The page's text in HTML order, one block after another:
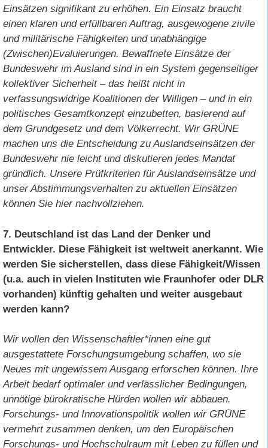
Einsätzen signifikant zu erhöhen. Ein Einsatz braucht
einen klaren und erfüllbaren Auftrag, ausgewogene zivile
und militärische Fähigkeiten und unabhängige
(Zwischen)Evaluierungen. Bewaffnete Einsätze der
Bundeswehr im Ausland sind in ein System gegenseitiger
kollektiver Sicherheit – das heißt nicht in
verfassungswidrige Koalitionen der Willigen – und in ein
politisches Gesamtkonzept einzubetten, basierend auf
dem Grundgesetz und dem Völkerrecht. Wir GRÜNE
machen uns die Entscheidung zu Auslandseinsätzen der
Bundeswehr nie leicht und diskutieren jedes Mandat
gründlich. Unsere Prüfkriterien für Auslandseinsätze und
unser Abstimmungsverhalten zu aktuellen Einsätzen
können Sie hier nachvollziehen.
7. Deutschland ist das Land der Denker und
Entwickler. Diese Fähigkeit ist weltweit anerkannt. Wie
werden Sie sicherstellen, dass diese Fähigkeit/Wissen
(u.a. auch in vielen Instituten wie Fraunhofer oder DLR
vorhanden) künftig gehalten und weiter ausgebaut
werden kann?
Wir wollen den Wissenschaftler*innen eine gut
ausgestattete Forschungsumgebung schaffen, wo sie
Neues mit ungewissem Ausgang erforschen können. Ihre
Arbeit bedarf optimaler und verlässlicher Bedingungen,
unnötige bürokratische Hürden wollen wir abbauen.
Forschungs- und Innovationspolitik wollen wir GRÜNE
vermehrt zusammen denken, um den Europäischen
Forschungs- und Hochschulraum mit Leben zu füllen und